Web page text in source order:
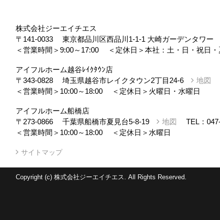
株式会社ジーエイチエス
〒141-0033
東京都品川区西品川1-1-1 大崎ガーデンタワ
＜営業時間＞9:00～17:00
＜定休日＞本社：土・日・祝日
アイフルホーム越谷ﾚｲｸﾀｳﾝ店
〒343-0828
埼玉県越谷市レイクタウン2丁目24-6 地図
＜営業時間＞10:00～18:00
＜定休日＞火曜日・水曜日
アイフルホーム船橋店
〒273-0866
千葉県船橋市夏見台5-8-19 地図 TEL：
＜営業時間＞10:00～18:00
＜定休日＞水曜日
サイトマップ
Copyright (c) 株式会社ジーエイチエス. All Rights Reserved.